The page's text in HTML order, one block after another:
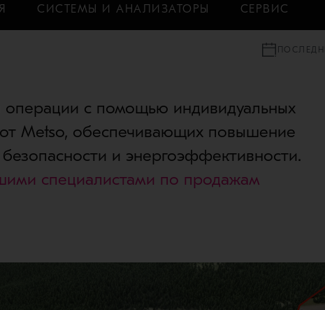
СИСТЕМЫ И АНАЛИЗАТОРЫ СЕРВИС
операции с помощью индивидуальных
Metso, обеспечивающих повышение
и энергоэффективности.
специалистами по продажам